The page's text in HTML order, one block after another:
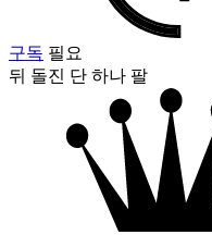
구독 필요
뒤 돌진 단 하나 팔